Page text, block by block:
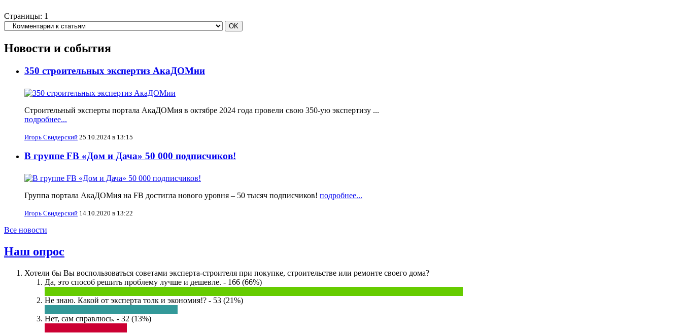
Страницы: 1
Новости и события
350 строительных экспертиз АкаДОМии
Строительный эксперты портала АкаДОМия в октябре 2024 года провели свою 350-ую экспертизу ...
подробнее...
Игорь Свидерский 25.10.2024 в 13:15
В группе FB «Дом и Дача» 50 000 подписчиков!
Группа портала АкаДОМия на FB достигла нового уровня – 50 тысяч подписчиков! подробнее...
Игорь Свидерский 14.10.2020 в 13:22
Все новости
Наш опрос
Хотели бы Вы воспользоваться советами эксперта-строителя при покупке, строительстве или ремонте своего дома?
Да, это способ решить проблему лучше и дешевле. - 166 (66%)
Не знаю. Какой от эксперта толк и экономия!? - 53 (21%)
Нет, сам справлюсь. - 32 (13%)